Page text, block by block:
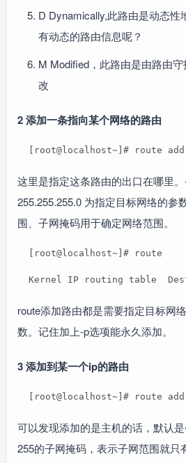
D Dynamically,此路由是动态性
有动态的路由信息呢？
M Modified，此路由是由路由
改
2 添加一条指向某个网络的路由
[root@localhost~]# route
这里是指定这条路由的出口在哪里
255.255.255.0 为指定目标网络的参
围、子网掩码用于确定网络范围。
  [root@localhost~]# route
Kernel IP routing table
route添加路由都是需要指定目标网
数。记住加上-p选项能永久添加。
3 添加到某一个ip的路由
[root@localhost~]# route
可以发现添加的是主机的话，默认
255的子网掩码，表示子网范围就只